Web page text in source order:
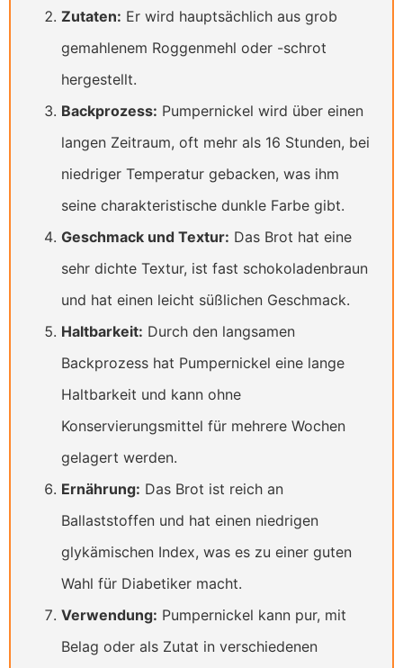
Zutaten: Er wird hauptsächlich aus grob
gemahlenem Roggenmehl oder -schrot
hergestellt.
Backprozess: Pumpernickel wird über einen
langen Zeitraum, oft mehr als 16 Stunden, bei
niedriger Temperatur gebacken, was ihm
seine charakteristische dunkle Farbe gibt.
Geschmack und Textur: Das Brot hat eine
sehr dichte Textur, ist fast schokoladenbraun
und hat einen leicht süßlichen Geschmack.
Haltbarkeit: Durch den langsamen
Backprozess hat Pumpernickel eine lange
Haltbarkeit und kann ohne
Konservierungsmittel für mehrere Wochen
gelagert werden.
Ernährung: Das Brot ist reich an
Ballaststoffen und hat einen niedrigen
glykämischen Index, was es zu einer guten
Wahl für Diabetiker macht.
Verwendung: Pumpernickel kann pur, mit
Belag oder als Zutat in verschiedenen